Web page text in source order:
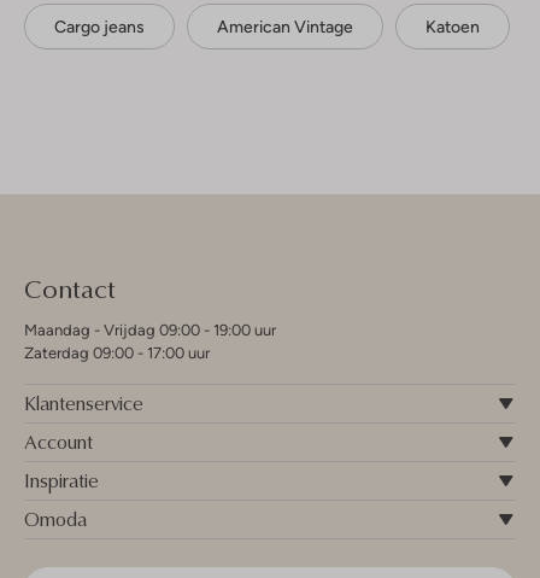
Cargo jeans American Vintage Katoen
Contact
Maandag - Vrijdag 09:00 - 19:00 uur
Zaterdag 09:00 - 17:00 uur
Klantenservice
Account
Inspiratie
Omoda